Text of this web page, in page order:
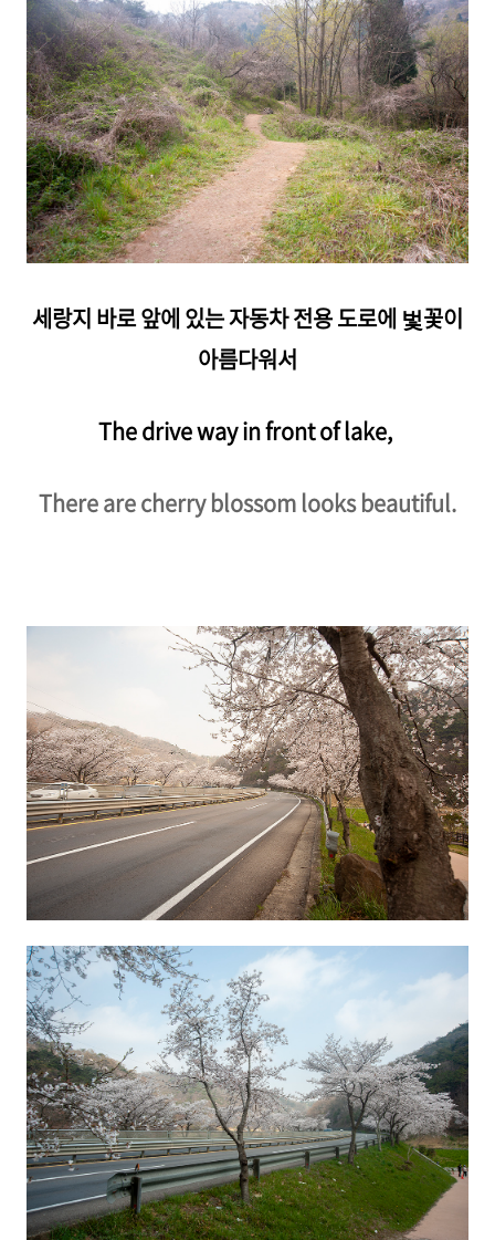
세랑지 바로 앞에 있는 자동차 전용 도로에 벛꽃이
아름다워서
The drive way in front of lake,
There are cherry blossom looks beautiful.